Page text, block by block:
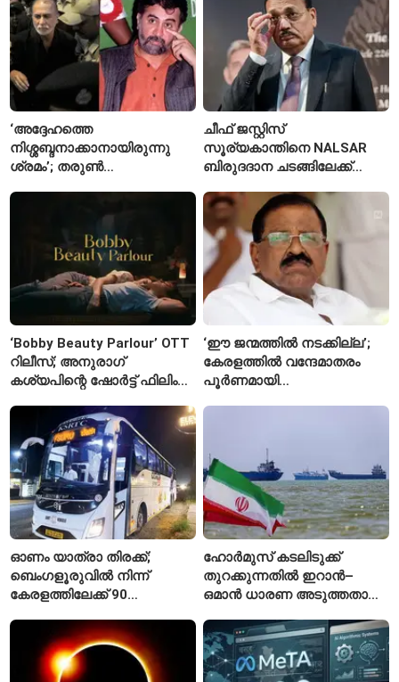
‘അദ്ദേഹത്തെ
നിശ്ശബ്ദനാക്കാനായിരുന്നു
ശ്രമം’; തരുണ്‍
കാരണമെന്ന് മകൾ
ചീഫ് ജസ്റ്റിസ്
സൂര്യകാന്തിനെ NALSAR
ബിരുദദാന ചടങ്ങിലേക്ക്
വിദ്യാർഥികളുടെ എതിർപ്പ്
‘Bobby Beauty Parlour’ OTT
റിലീസ്; അനുരാഗ്
കശ്യപിന്റെ ഷോർട്ട് ഫിലിം
‘ഈ ജന്മത്തിൽ നടക്കില്ല’;
കേരളത്തിൽ വന്ദേമാതരം
പൂർണമായി
ഓണം യാത്രാ തിരക്ക്;
ബെംഗളൂരുവിൽ നിന്ന്
കേരളത്തിലേക്ക് 90
ഹോർമുസ് കടലിടുക്ക്
തുറക്കുന്നതിൽ ഇറാൻ–
ഒമാൻ ധാരണ അടുത്തതായി;
ടെഹ്റാൻ